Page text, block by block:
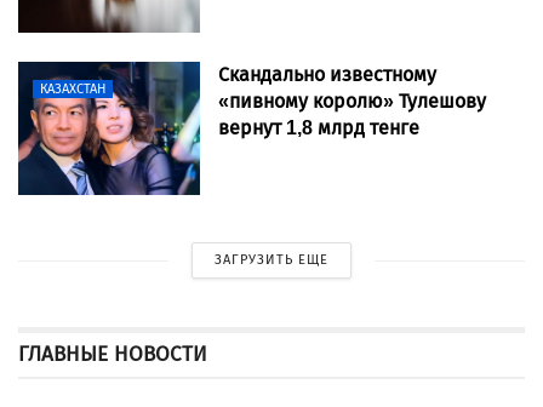
КАЗАХСТАН
Скандально известному
«пивному королю» Тулешову
вернут 1,8 млрд тенге
ЗАГРУЗИТЬ ЕЩЕ
ГЛАВНЫЕ НОВОСТИ